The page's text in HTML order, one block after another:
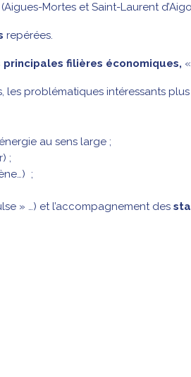
(Aigues-Mortes et Saint-Laurent
repérées.
principales filières économiques, «
les problématiques intéressants
au sens large ;
;
;
» …) et l’accompagnement des